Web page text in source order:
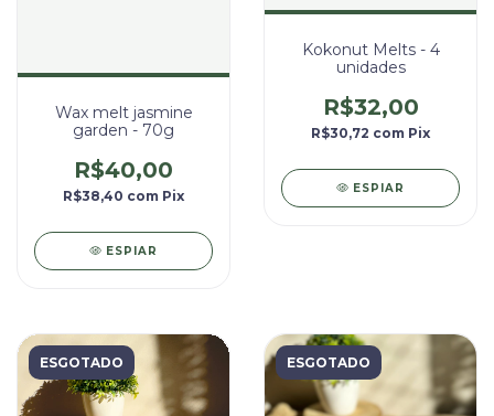
Wax melt jasmine
garden - 70g
R$40,00
R$38,40 com Pix
ESPIAR
Kokonut Melts - 4
unidades
R$32,00
R$30,72 com Pix
ESPIAR
ESGOTADO ESGOTADO